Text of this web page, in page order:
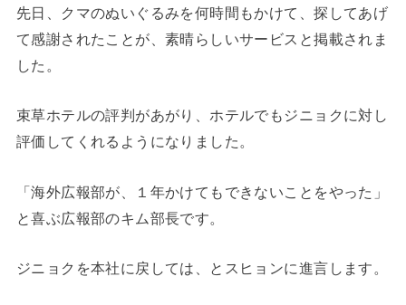
先日、クマのぬいぐるみを何時間もかけて、探してあげ
て感謝されたことが、素晴らしいサービスと掲載されま
した。
束草ホテルの評判があがり、ホテルでもジニョクに対し
評価してくれるようになりました。
「海外広報部が、１年かけてもできないことをやった」
と喜ぶ広報部のキム部長です。
ジニョクを本社に戻しては、とスヒョンに進言します。